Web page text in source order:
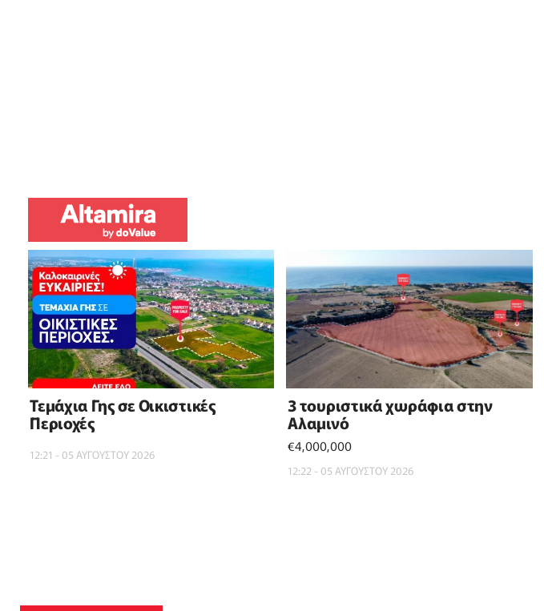
Τεμάχια Γης σε Οικιστικές
Περιοχές
12:21 - 05 ΑΥΓΟΥΣΤΟΥ 2026
3 τουριστικά χωράφια στην
Αλαμινό
€4,000,000
12:22 - 05 ΑΥΓΟΥΣΤΟΥ 2026